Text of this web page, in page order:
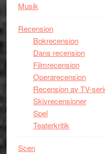
Musik
Recension
Bokrecension
Dans recension
Filmrecension
Operarecension
Recension av TV-
Skivrecensioner
Spel
Teaterkritik
Scen